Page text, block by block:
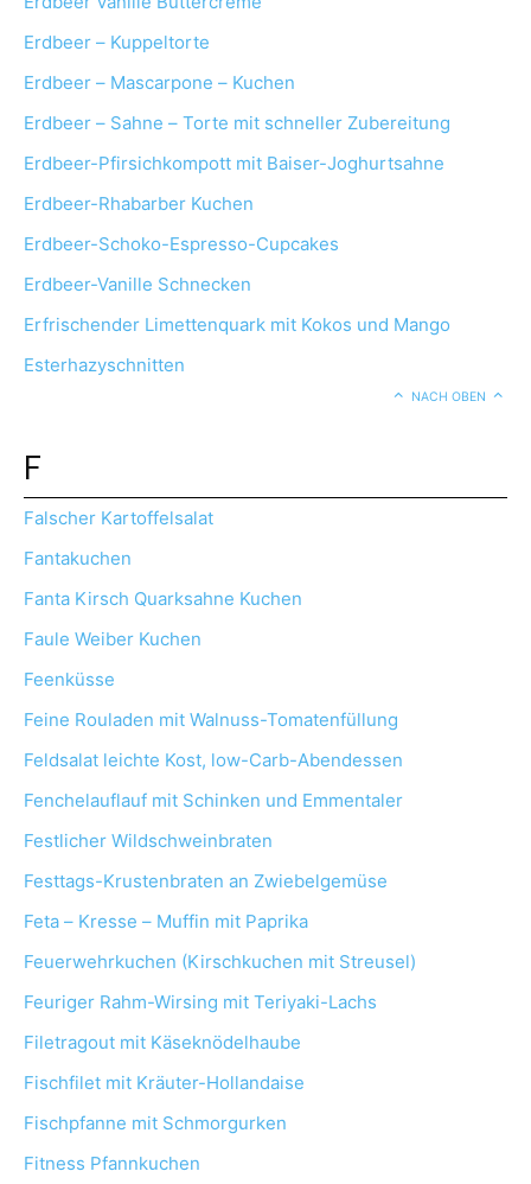
Erdbeer – Kuppeltorte
Erdbeer – Mascarpone – Kuchen
Erdbeer – Sahne – Torte mit schneller Zubereitung
Erdbeer-Pfirsichkompott mit Baiser-Joghurtsahne
Erdbeer-Rhabarber Kuchen
Erdbeer-Schoko-Espresso-Cupcakes
Erdbeer-Vanille Schnecken
Erfrischender Limettenquark mit Kokos und Mango
Esterhazyschnitten
NACH OBEN
F
Falscher Kartoffelsalat
Fantakuchen
Fanta Kirsch Quarksahne Kuchen
Faule Weiber Kuchen
Feenküsse
Feine Rouladen mit Walnuss-Tomatenfüllung
Feldsalat leichte Kost, low-Carb-Abendessen
Fenchelauflauf mit Schinken und Emmentaler
Festlicher Wildschweinbraten
Festtags-Krustenbraten an Zwiebelgemüse
Feta – Kresse – Muffin mit Paprika
Feuerwehrkuchen (Kirschkuchen mit Streusel)
Feuriger Rahm-Wirsing mit Teriyaki-Lachs
Filetragout mit Käseknödelhaube
Fischfilet mit Kräuter-Hollandaise
Fischpfanne mit Schmorgurken
Fitness Pfannkuchen